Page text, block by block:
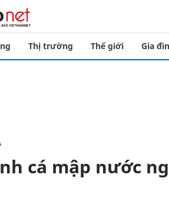
Thị trường Thế giới Gia
cá mập nước